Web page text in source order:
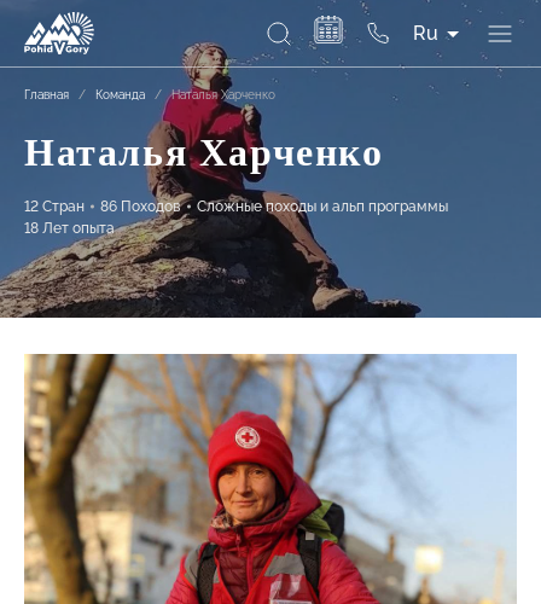
Ru
Главная / Команда / Наталья Харченко
Наталья Харченко
12 Стран 86 Походов
Сложные походы и альп программы
18 Лет опыта